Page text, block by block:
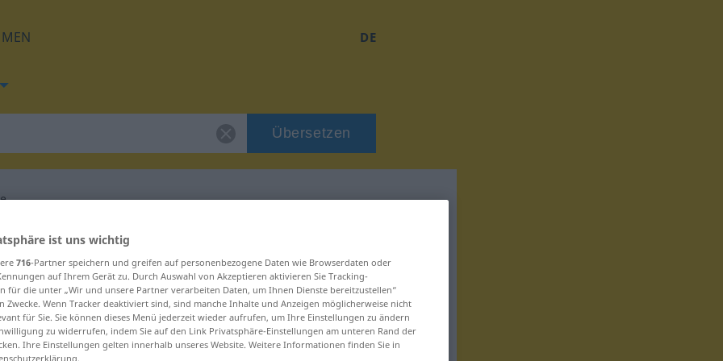
DE
Übersetzen
für "Geldwäsche"
ist uns wichtig
716-Partner speichern und greifen auf personenbezogene Daten wie Browserdaten oder
auf Ihrem Gerät zu. Durch Auswahl von Akzeptieren aktivieren Sie Tracking-
für die unter „Wir und unsere Partner verarbeiten Daten, um Ihnen Dienste bereitzustellen“
Zwecke. Wenn Tracker deaktiviert sind, sind manche Inhalte und Anzeigen möglicherweise nicht
für Sie. Sie können dieses Menü jederzeit wieder aufrufen, um Ihre Einstellungen zu ändern
zu widerrufen, indem Sie auf den Link Privatsphäre-Einstellungen am unteren Rand der
Ihre Einstellungen gelten innerhalb unseres Website. Weitere Informationen finden Sie in